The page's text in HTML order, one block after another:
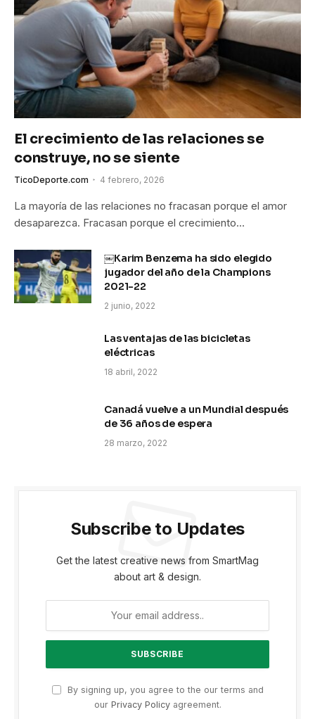
El crecimiento de las relaciones se
construye, no se siente
TicoDeporte.com 4 febrero, 2026
La mayoría de las relaciones no fracasan porque el amor
desaparezca. Fracasan porque el crecimiento…
￼Karim Benzema ha sido elegido
jugador del año de la Champions
2021-22
2 junio, 2022
Las ventajas de las bicicletas
eléctricas
18 abril, 2022
Canadá vuelve a un Mundial después
de 36 años de espera
28 marzo, 2022
Subscribe to Updates
Get the latest creative news from SmartMag
about art & design.
By signing up, you agree to the our terms and
our Privacy Policyagreement.